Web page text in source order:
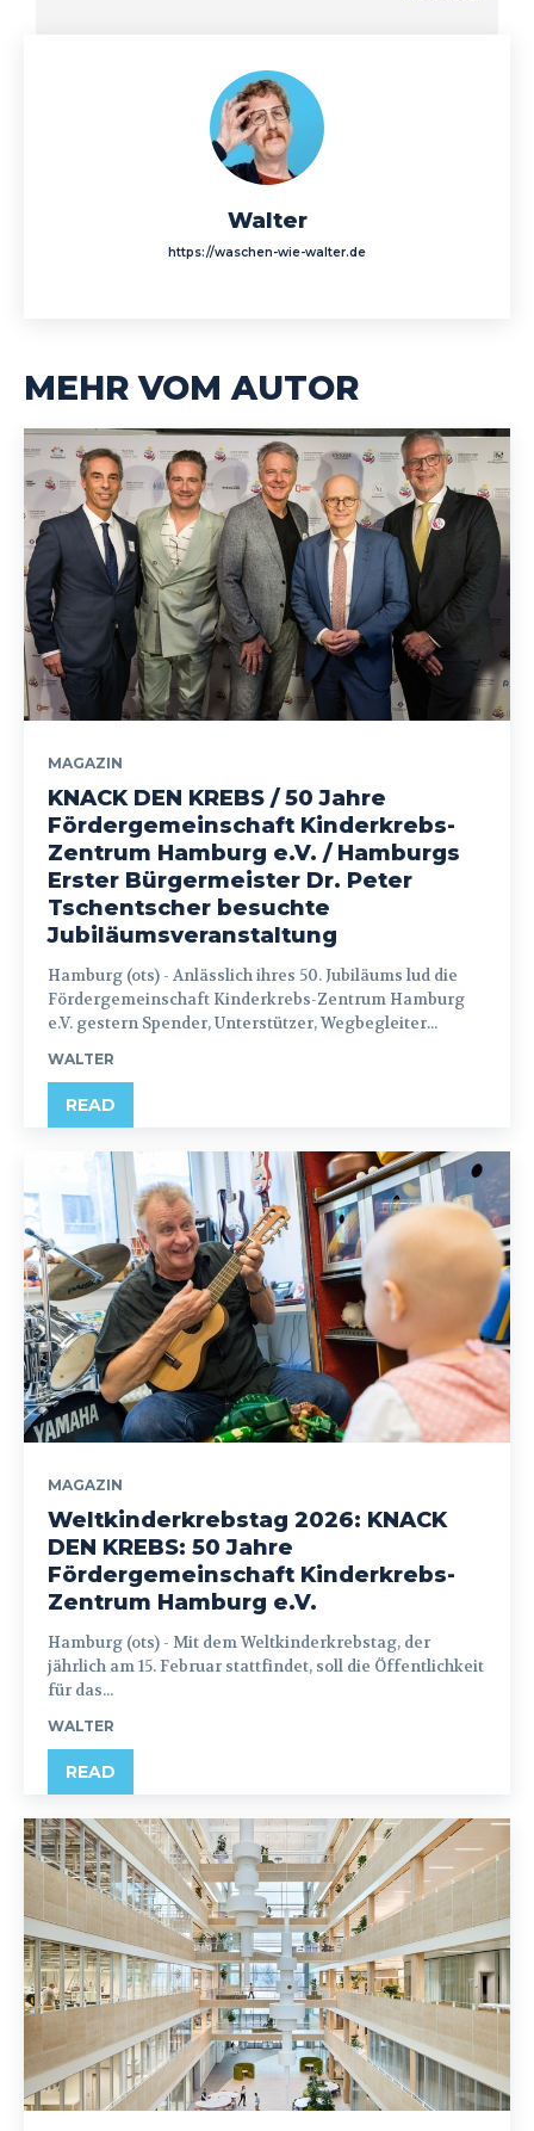
Walter
https://waschen-wie-walter.de
MEHR VOM AUTOR
MAGAZIN
KNACK DEN KREBS / 50 Jahre
Fördergemeinschaft Kinderkrebs-
Zentrum Hamburg e.V. / Hamburgs
Erster Bürgermeister Dr. Peter
Tschentscher besuchte
Jubiläumsveranstaltung
Hamburg (ots) - Anlässlich ihres 50. Jubiläums lud die
Fördergemeinschaft Kinderkrebs-Zentrum Hamburg
e.V. gestern Spender, Unterstützer, Wegbegleiter...
WALTER
READ
MAGAZIN
Weltkinderkrebstag 2026: KNACK
DEN KREBS: 50 Jahre
Fördergemeinschaft Kinderkrebs-
Zentrum Hamburg e.V.
Hamburg (ots) - Mit dem Weltkinderkrebstag, der
jährlich am 15. Februar stattfindet, soll die Öffentlichkeit
für das...
WALTER
READ